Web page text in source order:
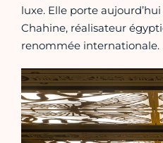
luxe. Elle porte
Chahine, réalisateur
renommée internationale.